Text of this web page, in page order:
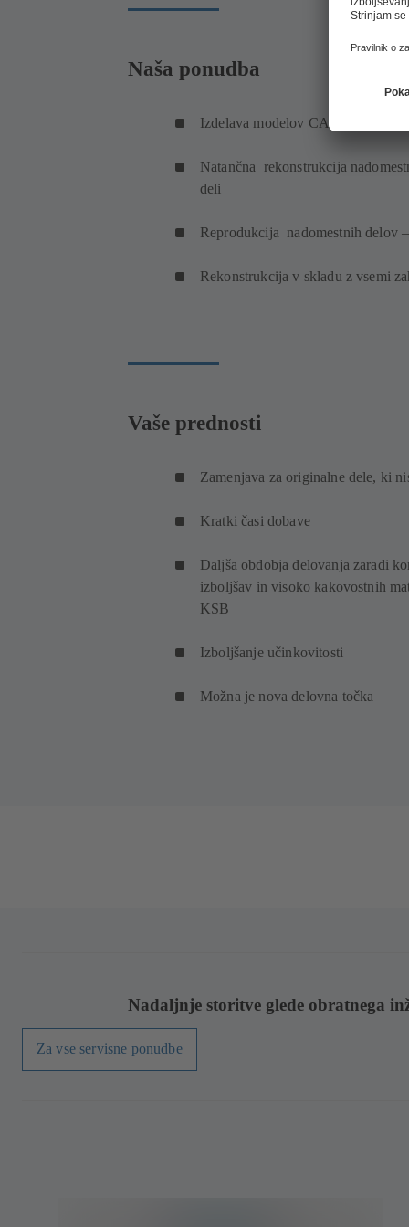
Naša ponudba
Izdelava modelov CAD kot
Natančna rekonstrukcija
deli
Reprodukcija nadomestnih delov
Rekonstrukcija v skladu z vsemi
Vaše prednosti
Zamenjava za originalne dele, ki
Kratki časi dobave
Daljša obdobja delovanja zaradi
izboljšav in visoko kakovostnih
KSB
Izboljšanje učinkovitosti
Možna je nova delovna točka
Nadaljnje storitve glede obratnega
Za vse servisne ponudbe